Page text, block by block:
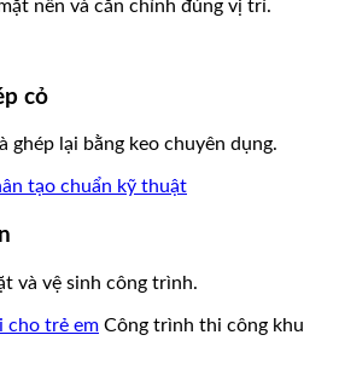
nền và căn chỉnh đúng vị trí.
cỏ
ghép lại bằng keo chuyên dụng.
và vệ sinh công trình.
Công trình thi công khu